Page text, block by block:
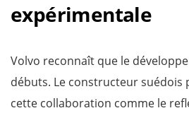
expérimentale
Volvo reconnaît que le
débuts. Le constructeur suédois
cette collaboration comme le